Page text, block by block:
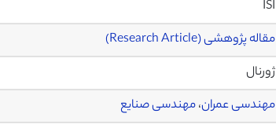
ISI
مقاله پژوهشی (Research Article)
ژورنال
مهندسی عمران،مهندسی صنایع